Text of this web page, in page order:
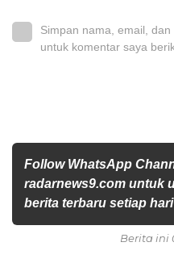
Simpan nama, email,
untuk komentar saya
Follow WhatsApp
radarnews9.com untuk
berita terbaru setiap hari
Berita ini